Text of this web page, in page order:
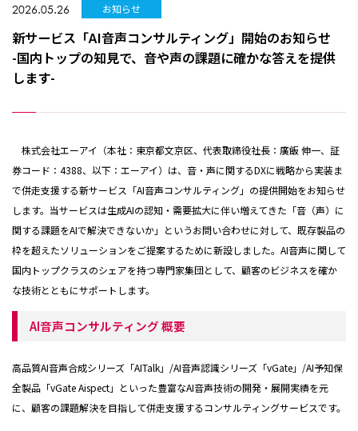
2026.05.26 お知らせ
新サービス「AI音声コンサルティング」開始のお知らせ
-国内トップの知見で、音や声の課題に確かな答えを提供
します-
株式会社エーアイ（本社：東京都文京区、代表取締役社長：廣飯 伸一、証
券コード：4388、以下：エーアイ）は、音・声に関するDXに戦略から実装ま
で併走支援する新サービス「AI音声コンサルティング」の提供開始をお知らせ
します。当サービスは生成AIの認知・需要拡大に伴い増えてきた「音（声）に
関する課題をAIで解決できないか」というお問い合わせに対して、既存製品の
枠を超えたソリューションをご提案するために新設しました。AI音声に関して
国内トップクラスのシェアを持つ専門家集団として、顧客のビジネスを確か
な技術とともにサポートします。
AI音声コンサルティング 概要
高品質AI音声合成シリーズ「AITalk」/AI音声認識シリーズ「vGate」/AI予知保
全製品「vGate Aispect」といった豊富なAI音声技術の開発・展開実績を元
に、顧客の課題解決を目指して併走支援するコンサルティングサービスです。